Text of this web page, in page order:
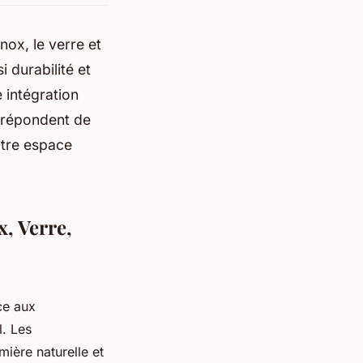
le verre et
durabilité et
intégration
de
espace
Verre,
aux
Les
naturelle et